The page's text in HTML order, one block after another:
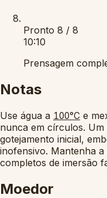
Pronto 8 / 8
10:10
Prensagem
Notas
Use água a 100°C e
nunca em círculos.
gotejamento inicial,
inofensivo. Mantenha a
completos de imersão
Moedor